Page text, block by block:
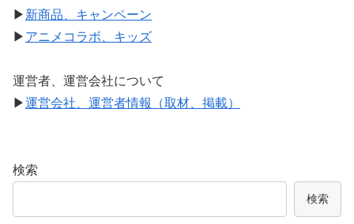
▶ 新商品、キャンペーン
▶ アニメコラボ、キッズ
運営者、運営会社について
▶運営会社、運営者情報（取材、掲載）
検索
検索